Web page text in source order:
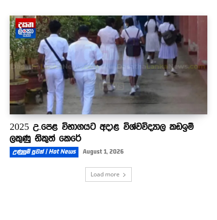
2025 උ.පෙළ විභාගයට අදාළ විශ්වවිද්‍යාල කඩඉම්
ලකුණු නිකුත් කෙරේ
උණුසුම් පුවත් | Hot News August 1, 2026
Load more